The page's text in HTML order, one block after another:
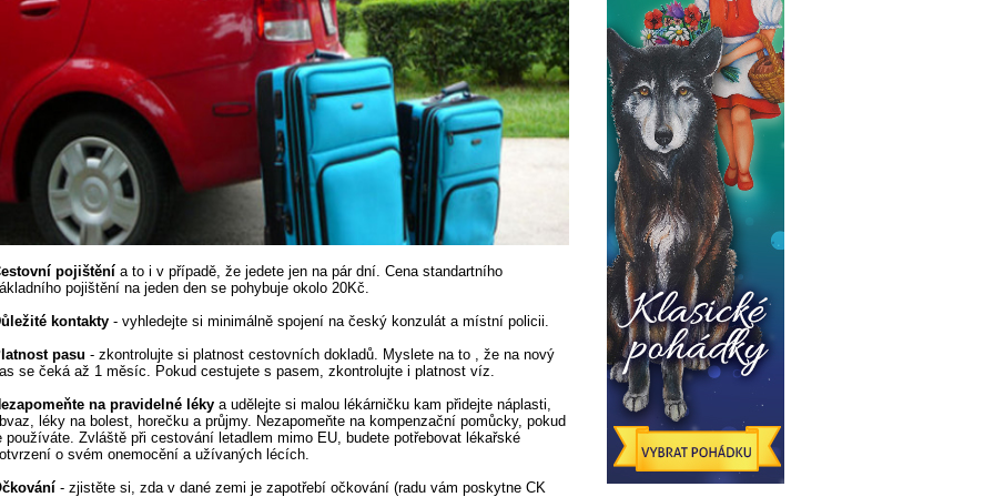
pojištění a to i v případě, že jedete jen na pár dní. Cena standartního
pojištění na jeden den se pohybuje okolo 20Kč.
kontakty - vyhledejte si minimálně spojení na český konzulát a místní policii.
pasu - zkontrolujte si platnost cestovních dokladů. Myslete na to , že na nový
se čeká až 1 měsíc. Pokud cestujete s pasem, zkontrolujte i platnost víz.
na pravidelné léky a udělejte si malou lékárničku kam přidejte náplasti,
léky na bolest, horečku a průjmy. Nezapomeňte na kompenzační pomůcky, pokud
používáte. Zvláště při cestování letadlem mimo EU, budete potřebovat lékařské
o svém onemocění a užívaných lécích.
- zjistěte si, zda v dané zemi je zapotřebí očkování (radu vám poskytne CK